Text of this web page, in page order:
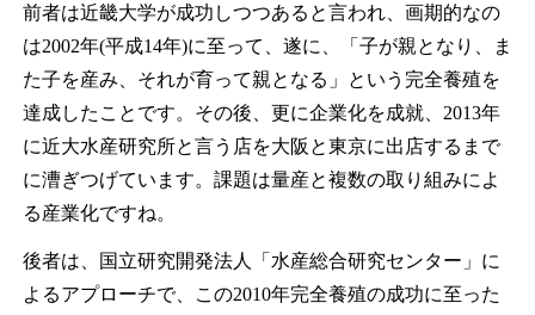
前者は近畿大学が成功しつつあると言われ、画期的なの
は2002年(平成14年)に至って、遂に、「子が親となり、ま
た子を産み、それが育って親となる」という完全養殖を
達成したことです。その後、更に企業化を成就、2013年
に近大水産研究所と言う店を大阪と東京に出店するまで
に漕ぎつげています。課題は量産と複数の取り組みによ
る産業化ですね。
後者は、国立研究開発法人「水産総合研究センター」に
よるアプローチで、この2010年完全養殖の成功に至った